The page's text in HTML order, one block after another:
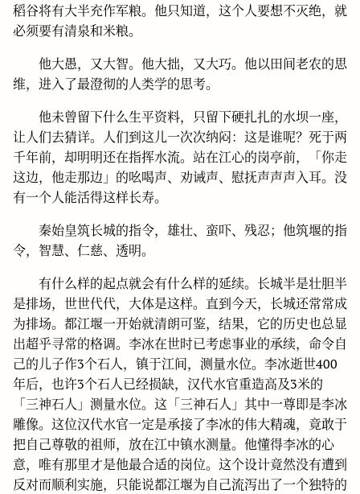
稻谷将有大半充作军粮。他只知道，这个人要想不灭绝，就
必须要有清泉和米粮。
他大愚，又大智。他大拙，又大巧。他以田间老农的思
维，进入了最澄彻的人类学的思考。
他未曾留下什么生平资料，只留下硬扎扎的水坝一座，
让人们去猜详。人们到这儿一次次纳闷：这是谁呢？死于两
千年前，却明明还在指挥水流。站在江心的岗亭前，「你走
这边，他走那边」的吆喝声、劝诫声、慰抚声声声入耳。没
有一个人能活得这样长寿。
秦始皇筑长城的指令，雄壮、蛮吓、残忍；他筑堰的指
令，智慧、仁慈、透明。
有什么样的起点就会有什么样的延续。长城半是壮胆半
是排场，世世代代，大体是这样。直到今天，长城还常常成
为排场。都江堰一开始就清朗可鉴，结果，它的历史也总显
出超乎寻常的格调。李冰在世时已考虑事业的承续，命令自
己的儿子作3个石人，镇于江间，测量水位。李冰逝世400
年后，也许3个石人已经损缺，汉代水官重造高及3米的
「三神石人」测量水位。这「三神石人」其中一尊即是李冰
雕像。这位汉代水官一定是承接了李冰的伟大精魂，竟敢于
把自己尊敬的祖师，放在江中镇水测量。他懂得李冰的心
意，唯有那里才是他最合适的岗位。这个设计竟然没有遭到
反对而顺利实施，只能说都江堰为自己流泻出了一个独特的